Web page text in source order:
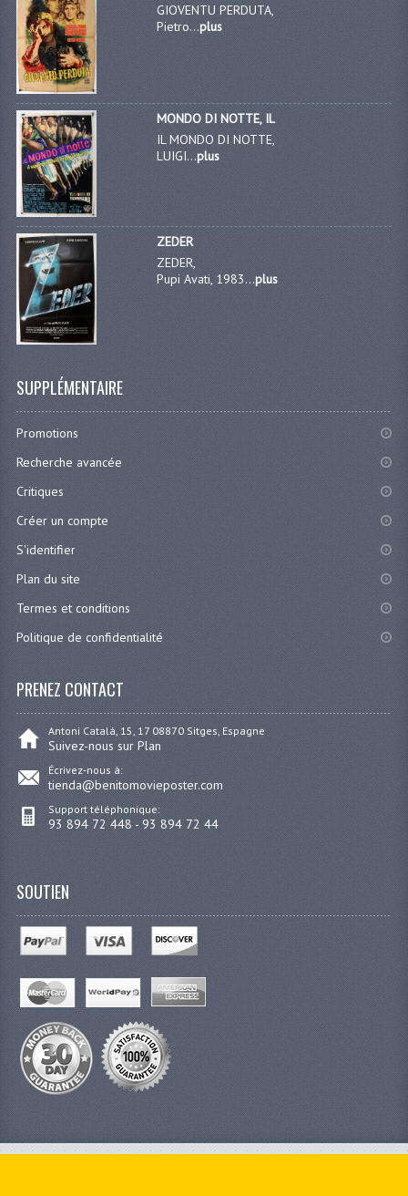
GIOVENTU PERDUTA,
Pietro...plus
MONDO DI NOTTE, IL
IL MONDO DI NOTTE,
LUIGI...plus
ZEDER
ZEDER,
Pupi Avati, 1983...plus
SUPPLÉMENTAIRE
Promotions
Recherche avancée
Critiques
Créer un compte
S'identifier
Plan du site
Termes et conditions
Politique de confidentialité
PRENEZ CONTACT
Antoni Catalá, 15, 17 08870 Sitges, Espagne
Suivez-nous sur Plan
Écrivez-nous à:
tienda@benitomovieposter.com
Support téléphonique:
93 894 72 448 - 93 894 72 44
SOUTIEN